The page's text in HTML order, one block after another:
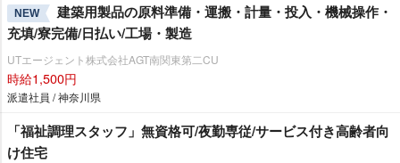
NEW
建築用製品の原料準備・運搬・計量・投入・機械操作・
充填/寮完備/日払い/工場・製造
UTエージェント株式会社AGT南関東第二CU
時給1,500円
派遣社員 / 神奈川県
「福祉調理スタッフ」無資格可/夜勤専従/サービス付き高齢者向
け住宅